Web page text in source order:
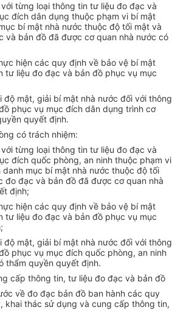
từng loại thông tin tư liệu đo đạc và
đích dân dụng thuộc phạm vi bí mật
bí mật nhà nước thuộc độ tối mật và
và bản đồ đã được cơ quan nhà nước có
hiện các quy định về bảo vệ bí mật
tư liệu đo đạc và bản đồ phục vụ mục
mật, giải bí mật nhà nước đối với thông
phục vụ mục đích dân dụng trình cơ
quyết định.
có trách nhiệm:
từng loại thông tin tư liệu đo đạc và
đích quốc phòng, an ninh thuộc phạm vi
mục bí mật nhà nước thuộc độ tối
đo đạc và bản đồ đã được cơ quan nhà
định;
hiện các quy định về bảo vệ bí mật
tư liệu đo đạc và bản đồ phục vụ mục
mật, giải bí mật nhà nước đối với thông
phục vụ mục đích quốc phòng, an ninh
thẩm quyền quyết định.
cấp thông tin, tư liệu đo đạc và bản đồ
về đo đạc bản đồ ban hành các quy
khai thác sử dụng và cung cấp thông tin,